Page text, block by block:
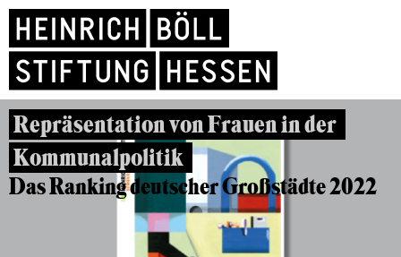
Repräsentation von Frauen in der
Kommunalpolitik
Das Ranking deutscher Großstädte 2022